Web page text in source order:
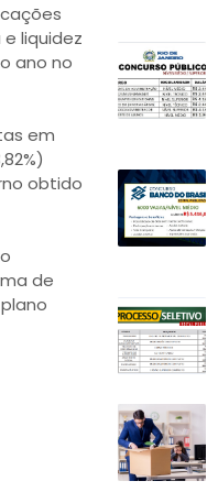
liquidez
ano no
em
obtido
de